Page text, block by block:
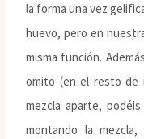
la forma una vez
huevo, pero en
misma función.
omito (en el resto de
mezcla aparte,
montando la